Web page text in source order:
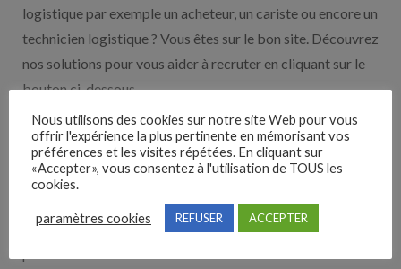
logistique par exemple un acheteur, un cariste ou encore un
technicien logistique ? Vous êtes sur le bon site. Découvrez
nos solutions pour vous aider à recruter en cliquant sur le
bouton ci-dessous.
Nos solutions entreprises
Découvrez nos partenaires ! Moteurs de recherches,
multidiffuseurs, sites payant… nombreux sont nos
Nous utilisons des cookies sur notre site Web pour vous
offrir l'expérience la plus pertinente en mémorisant vos
préférences et les visites répétées. En cliquant sur
«Accepter», vous consentez à l'utilisation de TOUS les
cookies.
paramètres cookies REFUSER ACCEPTER